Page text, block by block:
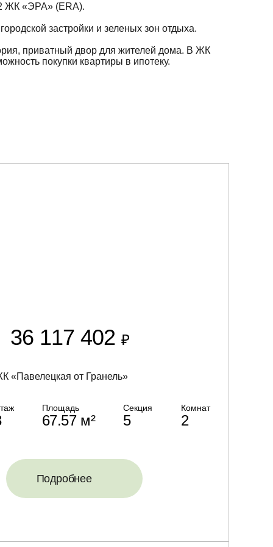
2 ЖК «ЭРА» (ERA).
застройки и зеленых зон отдыха.
приватный двор для жителей дома. В ЖК
покупки квартиры в ипотеку.
36 117 402 ₽
«Павелецкая от Гранель»
Площадь
67.57 м²
Секция
5
Комнат
2
Подробнее